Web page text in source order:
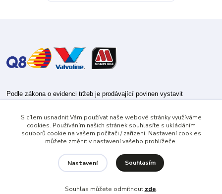
Podle zákona o evidenci tržeb je prodávající povinen vystavit
Zároveň je povinen zaevidovat přijatou tržbu u správce daně online; v
případě technického výpadku pak nejpozději do 48 hodin.
S cílem usnadnit Vám používat naše webové stránky využíváme
cookies. Používáním našich stránek souhlasíte s ukládáním
souborů cookie na vašem počítači / zařízení. Nastavení cookies
můžete změnit v nastavení vašeho prohlížeče.
Nastavení Souhlasím
Souhlas můžete odmítnout zde.